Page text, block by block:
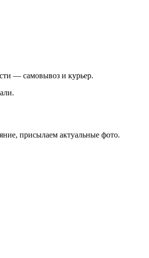
— самовывоз и курьер.
присылаем актуальные фото.